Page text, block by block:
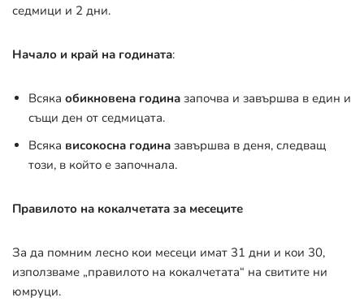
седмици и 2 дни.
Начало и край на годината:
Всяка обикновена година започва и завършва в един и
същи ден от седмицата.
Всяка високосна година завършва в деня, следващ
този, в който е започнала.
Правилото на кокалчетата за месеците
За да помним лесно кои месеци имат 31 дни и кои 30,
използваме „правилото на кокалчетата“ на свитите ни
юмруци.